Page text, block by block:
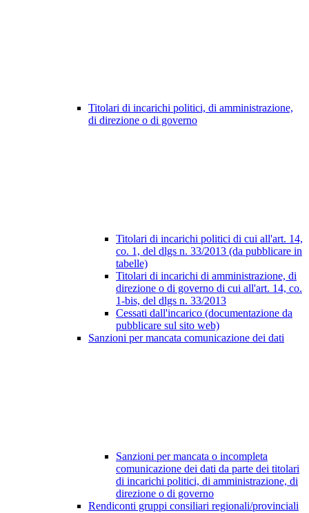
Titolari di incarichi politici, di amministrazione,
di direzione o di governo
Titolari di incarichi politici di cui all'art. 14,
co. 1, del dlgs n. 33/2013 (da pubblicare in
tabelle)
Titolari di incarichi di amministrazione, di
direzione o di governo di cui all'art. 14, co.
1-bis, del dlgs n. 33/2013
Cessati dall'incarico (documentazione da
pubblicare sul sito web)
Sanzioni per mancata comunicazione dei dati
Sanzioni per mancata o incompleta
comunicazione dei dati da parte dei titolari
di incarichi politici, di amministrazione, di
direzione o di governo
Rendiconti gruppi consiliari regionali/provinciali